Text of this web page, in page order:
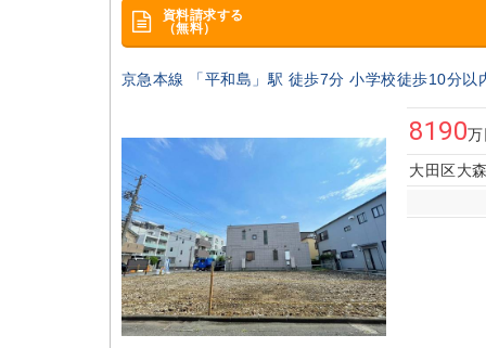
資料請求する
（無料）
京急本線 「平和島」駅 徒歩7分 小学校徒歩10分
8190
大田区大